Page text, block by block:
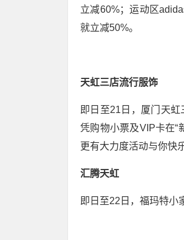
立减60%；运动区
就立减50%。
天虹三店流行服饰
即日至21日，厦门天
凭购物小票及VIP卡在“
更有大力度活动与你快
汇腾天虹
即日至22日，福玛特小